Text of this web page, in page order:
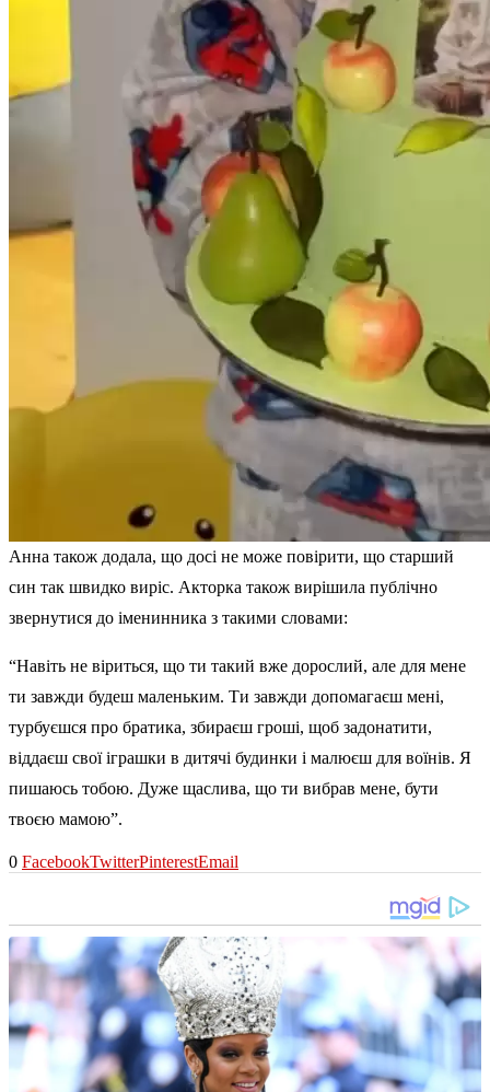
Анна також додала, що досі не може повірити, що старший
син так швидко виріс. Акторка також вирішила публічно
звернутися до іменинника з такими словами:
“Навіть не віриться, що ти такий вже дорослий, але для мене
ти завжди будеш маленьким. Ти завжди допомагаєш мені,
турбуєшся про братика, збираєш гроші, щоб задонатити,
віддаєш свої іграшки в дитячі будинки і малюєш для воїнів. Я
пишаюсь тобою. Дуже щаслива, що ти вибрав мене, бути
твоєю мамою”.
0 FacebookTwitterPinterestEmail